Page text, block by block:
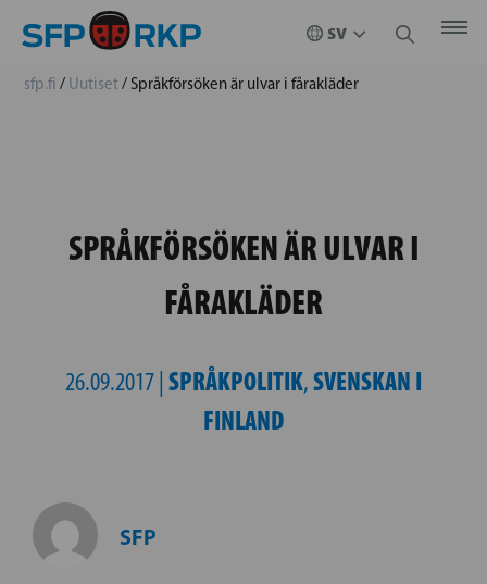
sfp.fi / Uutiset/ Språkförsöken är ulvar i fårakläder
SPRÅKFÖRSÖKEN ÄR ULVAR I
FÅRAKLÄDER
26.09.2017 | SPRÅKPOLITIK,SVENSKAN I
FINLAND
SFP